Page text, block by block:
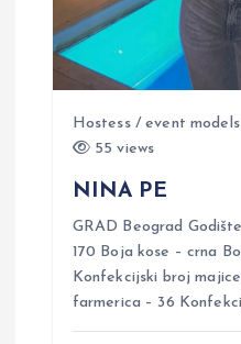
Hostess / event models
55 views
NINA PE
GRAD Beograd
170 Boja kose – crna
Konfekcijski broj
farmerica – 36